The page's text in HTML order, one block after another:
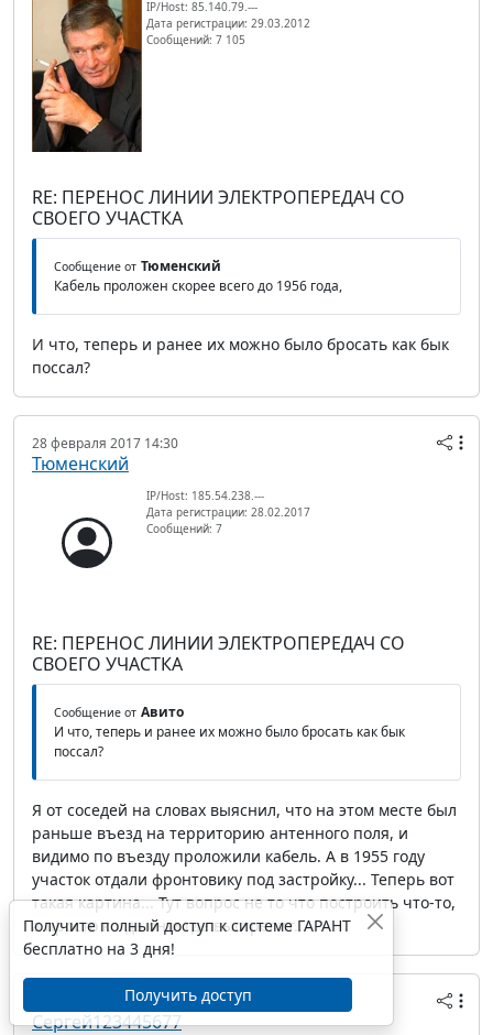
IP/Host: 85.140.79.---
Дата регистрации: 29.03.2012
Сообщений: 7 105
RE: ПЕРЕНОС ЛИНИИ ЭЛЕКТРОПЕРЕДАЧ СО
СВОЕГО УЧАСТКА
Сообщение от Тюменский
Кабель проложен скорее всего до 1956 года,
И что, теперь и ранее их можно было бросать как бык
поссал?
28 февраля 2017 14:30
Тюменский
IP/Host: 185.54.238.---
Дата регистрации: 28.02.2017
Сообщений: 7
RE: ПЕРЕНОС ЛИНИИ ЭЛЕКТРОПЕРЕДАЧ СО
СВОЕГО УЧАСТКА
Сообщение от Авито
И что, теперь и ранее их можно было бросать как бык
поссал?
Я от соседей на словах выяснил, что на этом месте был
раньше въезд на территорию антенного поля, и
видимо по въезду проложили кабель. А в 1955 году
участок отдали фронтовику под застройку... Теперь вот
такая картина... Тут вопрос не то что построить что-то,
а просто когда он и где выстрелит...
28 февраля 2017 14:43
Сергей123445677
Получите полный доступ к системе ГАРАНТ
бесплатно на 3 дня!
Получить доступ